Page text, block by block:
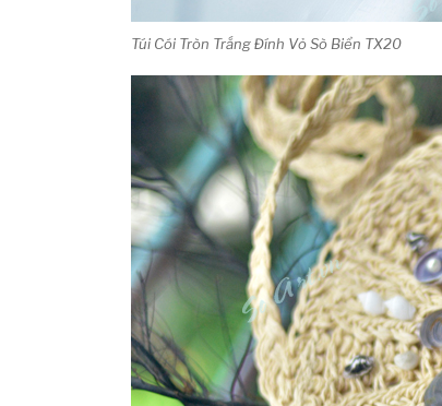
Túi Cói Tròn Trắng Đính Vỏ Sò Biển TX20